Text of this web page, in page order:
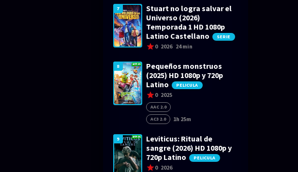
7
Stuart no logra salvar el
Universo (2026)
Temporada 1 HD 1080p
Latino Castellano
SERIE
0 2026 24 min
8
Pequeños monstruos
(2025) HD 1080p y 720p
Latino
PELICULA
0 2025
AAC 2.0
AC3 2.0
1h 25m
9
Leviticus: Ritual de
sangre (2026) HD 1080p y
720p Latino
PELICULA
0 2026